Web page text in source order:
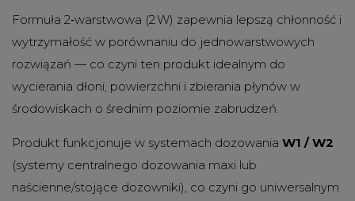
Formuła 2‑warstwowa (2 W) zapewnia lepszą chłonność i
wytrzymałość w porównaniu do jednowarstwowych
rozwiązań — co czyni ten produkt idealnym do
wycierania dłoni, powierzchni i zbierania płynów w
środowiskach o średnim poziomie zabrudzeń.
Produkt funkcjonuje w systemach dozowania W1 / W2
(systemy centralnego dozowania maxi lub
naścienne/stojące dozowniki), co czyni go uniwersalnym